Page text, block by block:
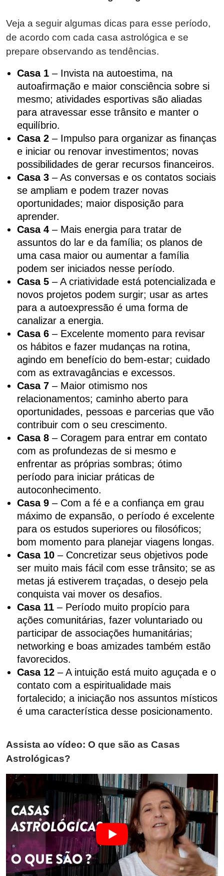
Veja a seguir algumas dicas para esse período,
de acordo com cada casa astrológica e se
prepare observando as tendências.
Casa 1 – Invista na autoestima, na
autoafirmação e maior consciência sobre si
mesmo; atividades esportivas são aliadas
para atravessar esse trânsito e manter o
equilíbrio.
Casa 2 – Impulso para organizar as finanças
e iniciar ou renovar investimentos; novas
possibilidades de gerar recursos financeiros.
Casa 3 – As conversas e os contatos sociais
se ampliam e podem trazer novas
oportunidades; maior disposição para
aprender.
Casa 4 – Mais energia para tratar de
assuntos do lar e da família; os planos de
uma casa maior ou aumentar a família
podem ser iniciados nesse período.
Casa 5 – A criatividade está potencializada e
novos projetos podem surgir; usar as artes
para a autoexpressão é uma forma de
canalizar a energia.
Casa 6 – Excelente momento para revisar
os hábitos e fazer mudanças na rotina,
agindo em benefício do bem-estar; cuidado
com as extravagâncias e excessos.
Casa 7 – Maior otimismo nos
relacionamentos; caminho aberto para
oportunidades, pessoas e parcerias que vão
contribuir com o seu crescimento.
Casa 8 – Coragem para entrar em contato
com as profundezas de si mesmo e
enfrentar as próprias sombras; ótimo
período para iniciar práticas de
autoconhecimento.
Casa 9 – Com a fé e a confiança em grau
máximo de expansão, o período é excelente
para os estudos superiores ou filosóficos;
bom momento para planejar viagens longas.
Casa 10 – Concretizar seus objetivos pode
ser muito mais fácil com esse trânsito; se as
metas já estiverem traçadas, o desejo pela
conquista vai mover os desafios.
Casa 11 – Período muito propício para
ações comunitárias, fazer voluntariado ou
participar de associações humanitárias;
networking e boas amizades também estão
favorecidos.
Casa 12 – A intuição está muito aguçada e o
contato com a espiritualidade mais
fortalecido; a iniciação nos assuntos místicos
é uma característica desse posicionamento.
Assista ao vídeo: O que são as Casas
Astrológicas?